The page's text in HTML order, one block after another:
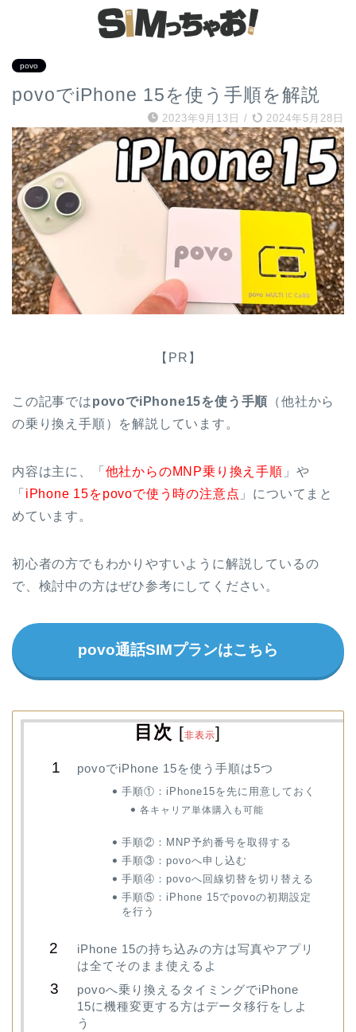
povo
povoでiPhone 15を使う手順を解説
2023年9月13日 / 2024年5月28日
【PR】
この記事ではpovoでiPhone15を使う手順 （他社から
の乗り換え手順）を解説しています。
内容は主に、「 他社からのMNP乗り換え手順 」や
「 iPhone 15をpovoで使う時の注意点 」についてまと
めています。
初心者の方でもわかりやすいように解説しているの
で、検討中の方はぜひ参考にしてください。
povo通話SIMプランはこちら
目次 [非表示]
povoでiPhone 15を使う手順は5つ
手順①：iPhone15を先に用意しておく
各キャリア単体購入も可能
手順②：MNP予約番号を取得する
手順③：povoへ申し込む
手順④：povoへ回線切替を切り替える
手順⑤：iPhone 15でpovoの初期設定
を行う
iPhone 15の持ち込みの方は写真やアプリ
は全てそのまま使えるよ
povoへ乗り換えるタイミングでiPhone
15に機種変更する方はデータ移行をしよ
う